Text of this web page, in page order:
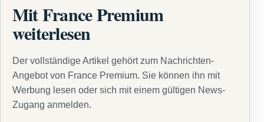
Mit France Premium
weiterlesen
Der vollständige Artikel gehört zum Nachrichten-
Angebot von France Premium. Sie können ihn mit
Werbung lesen oder sich mit einem gültigen News-
Zugang anmelden.